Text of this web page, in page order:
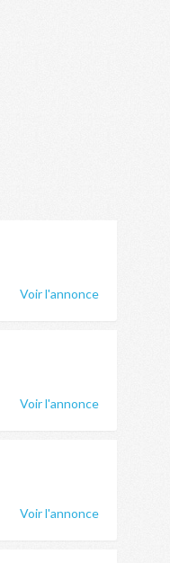
Voir l'annonce
Voir l'annonce
Voir l'annonce